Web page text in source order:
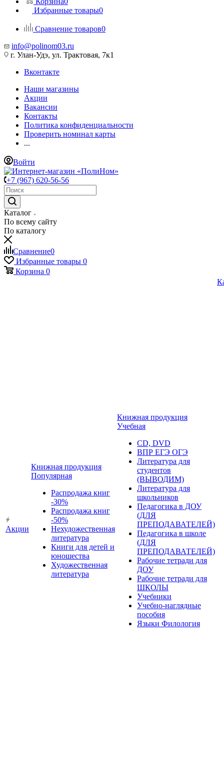
Избранные товары0
Сравнение товаров0
info@polinom03.ru
г. Улан-Удэ, ул. Трактовая, 7к1
Вконтакте
Наши магазины
Акции
Вакансии
Контакты
Политика конфиденциальности
Проверить номинал карты
...
Войти
+7 (967) 620-56-56
Каталог
По всему сайту
По каталогу
Сравнение0
Избранные товары 0
Корзина 0
Акции
Книжная продукция
Популярная
Распродажа книг
-30%
Распродажа книг
-50%
Нехудожественная
литература
Книги для детей и
юношества
Художественная
литература
Книжная продукция
Учебная
CD, DVD
ВПР ЕГЭ ОГЭ
Литература для
студентов
(ВЫВОДИМ)
Литература для
школьников
Педагогика в ДОУ
(ДЛЯ
ПРЕПОДАВАТЕЛЕЙ)
Педагогика в школе
(ДЛЯ
ПРЕПОДАВАТЕЛЕЙ)
Рабочие тетради для
ДОУ
Рабочие тетради для
ШКОЛЫ
Учебники
Учебно-наглядные
пособия
Языки Филология